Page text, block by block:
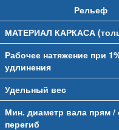
Рельеф
МАТЕРИАЛ КАРКАСА
Рабочее натяжение при
удлинения
Удельный вес
Мин. диаметр вала прям /
перегиб